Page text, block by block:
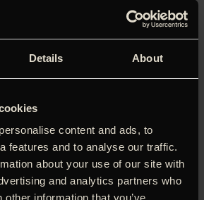
Details About
content and ads, to
features and to analyse our traffic.
about your use of our site with
and analytics partners who
information that you’ve
som var udtaget til konkurrence